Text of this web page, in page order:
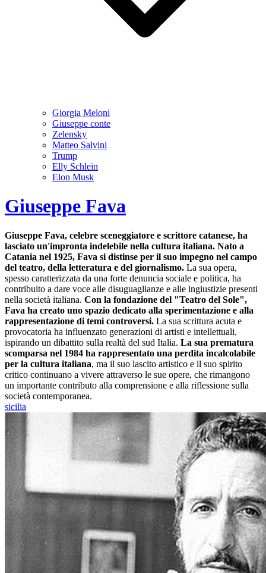
Giorgia Meloni
Giuseppe conte
Zelensky
Matteo Salvini
Trump
Elly Schlein
Elon Musk
Giuseppe Fava
Giuseppe Fava, celebre sceneggiatore e scrittore catanese, ha
lasciato un'impronta indelebile nella cultura italiana. Nato a
Catania nel 1925, Fava si distinse per il suo impegno nel campo
del teatro, della letteratura e del giornalismo. La sua opera,
spesso caratterizzata da una forte denuncia sociale e politica, ha
contribuito a dare voce alle disuguaglianze e alle ingiustizie presenti
nella società italiana. Con la fondazione del "Teatro del Sole",
Fava ha creato uno spazio dedicato alla sperimentazione e alla
rappresentazione di temi controversi. La sua scrittura acuta e
provocatoria ha influenzato generazioni di artisti e intellettuali,
ispirando un dibattito sulla realtà del sud Italia. La sua prematura
scomparsa nel 1984 ha rappresentato una perdita incalcolabile
per la cultura italiana, ma il suo lascito artistico e il suo spirito
critico continuano a vivere attraverso le sue opere, che rimangono
un importante contributo alla comprensione e alla riflessione sulla
società contemporanea.
sicilia